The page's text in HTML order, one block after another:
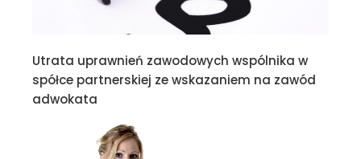
Utrata uprawnień zawodowych wspólnika w
spółce partnerskiej ze wskazaniem na zawód
adwokata